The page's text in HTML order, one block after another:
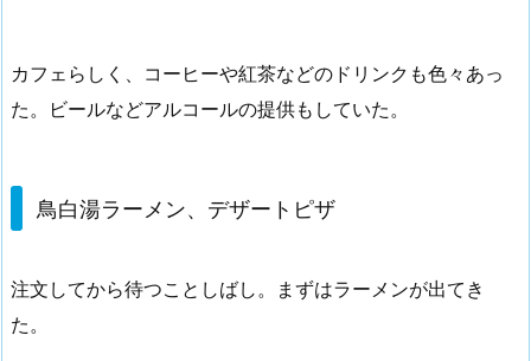
カフェらしく、コーヒーや紅茶などのドリンクも色々あっ
た。ビールなどアルコールの提供もしていた。
鳥白湯ラーメン、デザートピザ
注文してから待つことしばし。まずはラーメンが出てき
た。